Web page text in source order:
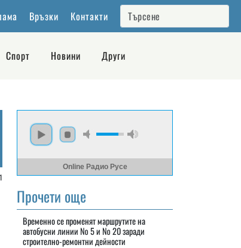
Връзки Контакти
Спорт Новини Други
Online Радио Русе
Прочети още
Временно се променят маршрутите на
автобусни линии № 5 и № 20 заради
строително-ремонтни дейности